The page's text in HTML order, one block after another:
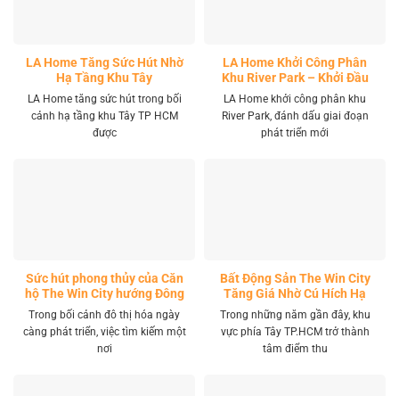
LA Home Tăng Sức Hút Nhờ
Hạ Tầng Khu Tây
LA Home tăng sức hút trong bối
cảnh hạ tầng khu Tây TP HCM
được
LA Home Khởi Công Phân
Khu River Park – Khởi Đầu
Giai Đoạn Phát Triển Mới
LA Home khởi công phân khu
River Park, đánh dấu giai đoạn
phát triển mới
Sức hút phong thủy của Căn
hộ The Win City hướng Đông
Nam
Trong bối cảnh đô thị hóa ngày
càng phát triển, việc tìm kiếm một
nơi
Bất Động Sản The Win City
Tăng Giá Nhờ Cú Hích Hạ
Tầng
Trong những năm gần đây, khu
vực phía Tây TP.HCM trở thành
tâm điểm thu